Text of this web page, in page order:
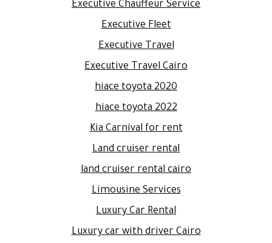
Executive Chauffeur Service
Executive Fleet
Executive Travel
Executive Travel Cairo
hiace toyota 2020
hiace toyota 2022
Kia Carnival for rent
Land cruiser rental
land cruiser rental cairo
Limousine Services
Luxury Car Rental
Luxury car with driver Cairo